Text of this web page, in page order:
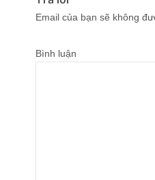
Email của bạn sẽ không
Bình luận